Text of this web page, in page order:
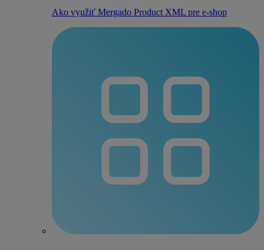
Ako využiť Mergado Product XML pre e‑shop